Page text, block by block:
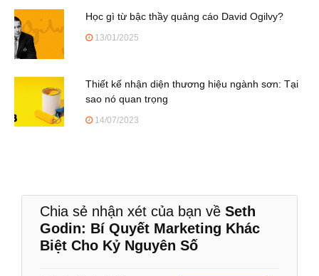
Học gì từ bậc thầy quảng cáo David Ogilvy?
13/01/2025
Thiết kế nhận diện thương hiệu ngành sơn: Tại
sao nó quan trọng
14/07/2023
Chia sẻ nhận xét của bạn về Seth
Godin: Bí Quyết Marketing Khác
Biệt Cho Kỷ Nguyên Số